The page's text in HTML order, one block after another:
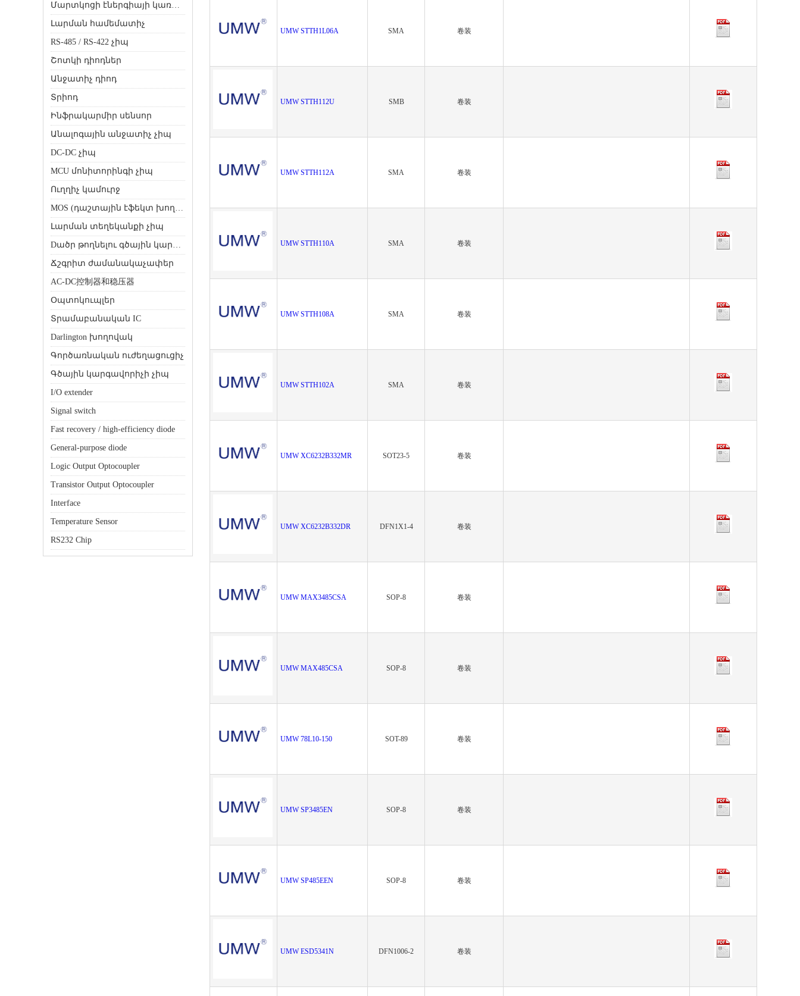
Մարտկոցի էներգիայի կառավարման չիպ
Լարման համեմատիչ
RS-485 / RS-422 չիպ
Շոտկի դիոդներ
Անջատիչ դիոդ
Տրիոդ
Ինֆրակարմիր սենսոր
Անալոգային անջատիչ չիպ
DC-DC չիպ
MCU մոնիտորինգի չիպ
Ուղղիչ կամուրջ
MOS (դաշտային էֆեկտ խողովակ)
Լարման տեղեկանքի չիպ
Dածր թողնելու գծային կարգավորիչ (LDO)
Ճշգրիտ ժամանակաչափեր
AC-DC控制器和稳压器
Օպտոկուպլեր
Տրամաբանական IC
Darlington խողովակ
Գործառնական ուժեղացուցիչ
Գծային կարգավորիչի չիպ
I/O extender
Signal switch
Fast recovery / high-efficiency diode
General-purpose diode
Logic Output Optocoupler
Transistor Output Optocoupler
Interface
Temperature Sensor
RS232 Chip
UMW STTH1L06A SMA 卷装
UMW STTH112U SMB 卷装
UMW STTH112A SMA 卷装
UMW STTH110A SMA 卷装
UMW STTH108A SMA 卷装
UMW STTH102A SMA 卷装
UMW XC6232B332MR SOT23-5 卷装
UMW XC6232B332DR DFN1X1-4 卷装
UMW MAX3485CSA SOP-8 卷装
UMW MAX485CSA SOP-8 卷装
UMW 78L10-150 SOT-89 卷装
UMW SP3485EN SOP-8 卷装
UMW SP485EEN SOP-8 卷装
UMW ESD5341N DFN1006-2 卷装